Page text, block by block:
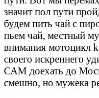
значит пол пути
будем пить чай с
пьем чай, местный
внимания мотоцикл
своего искреннего
САМ доехать до
смешно, но мужека